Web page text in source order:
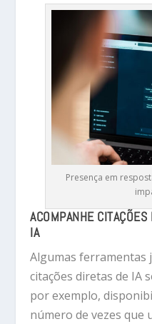
Presença em
ACOMPANHE
IA
Algumas
citações diretas de IA
por exemplo,
número de vezes que